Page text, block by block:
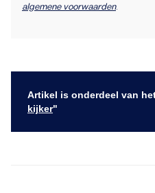
algemene voorwaarden.
Artikel is onderdeel van
kijker"